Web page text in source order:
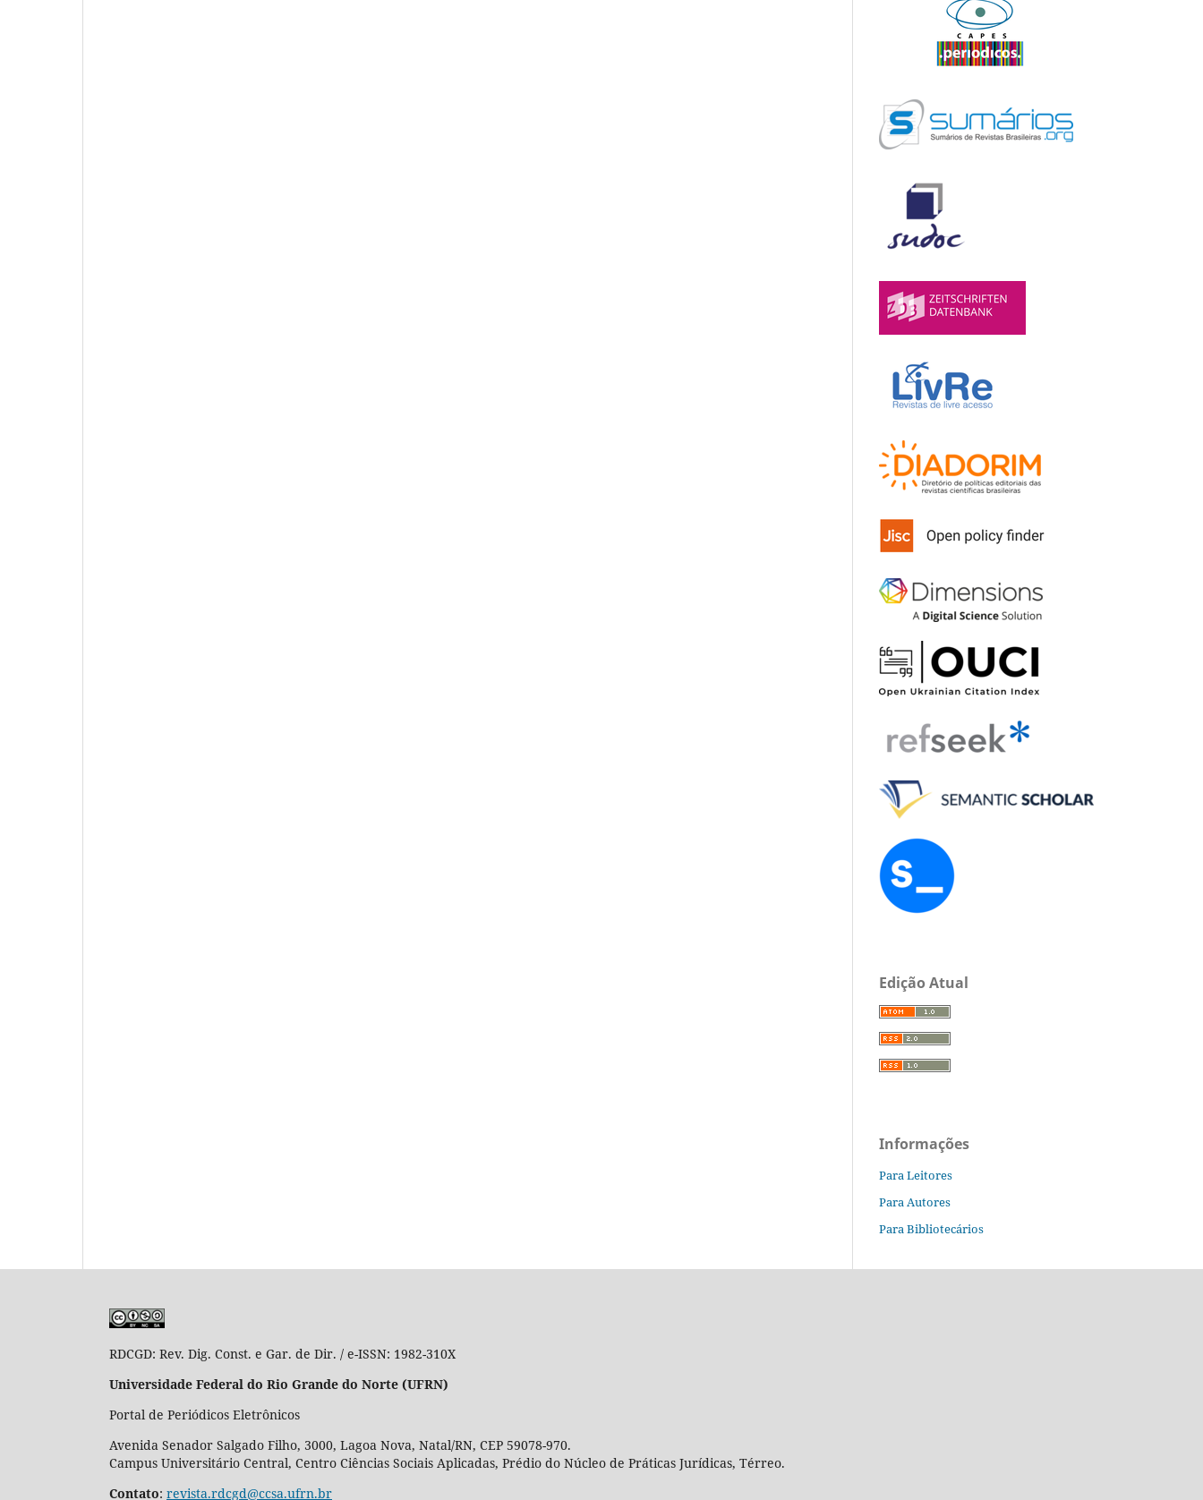
Edição Atual
Informações
Para Leitores
Para Autores
Para Bibliotecários
RDCGD: Rev. Dig. Const. e Gar. de Dir. / e-ISSN: 1982-310X
Universidade Federal do Rio Grande do Norte (UFRN)
Portal de Periódicos Eletrônicos
Avenida Senador Salgado Filho, 3000, Lagoa Nova, Natal/RN, CEP 59078-970.
Campus Universitário Central, Centro Ciências Sociais Aplicadas, Prédio do Núcleo de Práticas Jurídicas, Térreo.
Contato: revista.rdcgd@ccsa.ufrn.br